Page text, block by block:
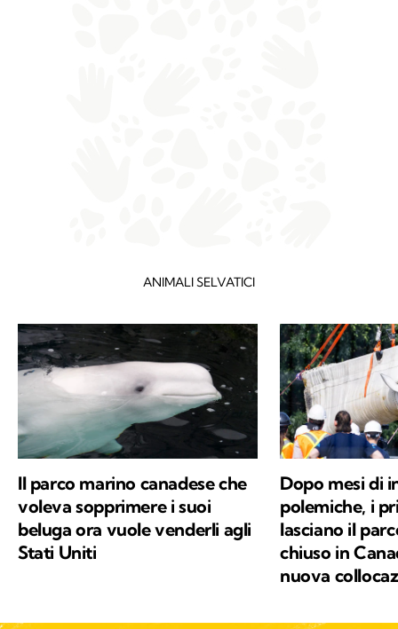
ANIMALI SELVATICI
Il parco marino canadese che
voleva sopprimere i suoi
beluga ora vuole venderli agli
Stati Uniti
Dopo mesi di
polemiche, i
lasciano il
chiuso in
nuova